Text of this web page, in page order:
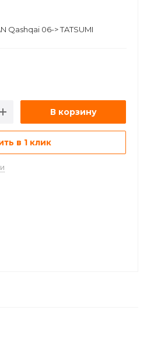
Qashqai 06-> TATSUMI
В корзину
в 1 клик